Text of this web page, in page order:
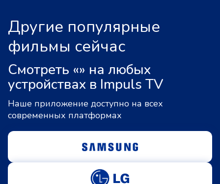
Другие популярные
фильмы сейчас
Смотреть «» на любых
устройствах в Impuls TV
Наше приложение доступно на всех
современных платформах